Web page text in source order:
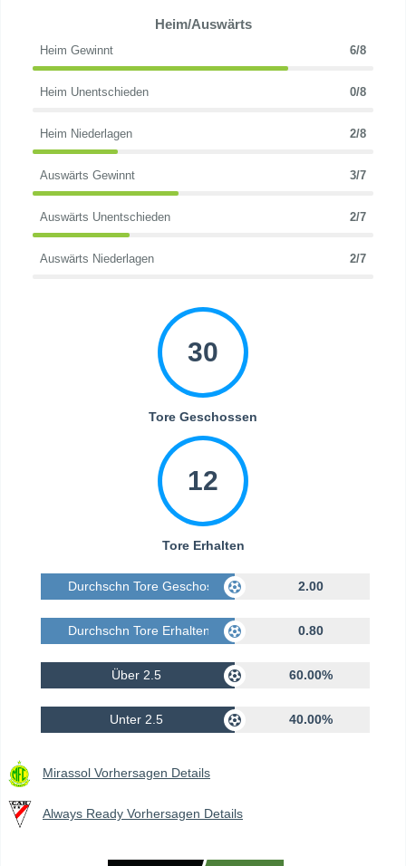
Heim/Auswärts
Heim Gewinnt 6/8
Heim Unentschieden 0/8
Heim Niederlagen 2/8
Auswärts Gewinnt 3/7
Auswärts Unentschieden 2/7
Auswärts Niederlagen 2/7
30
Tore Geschossen
12
Tore Erhalten
Durchschn Tore Geschossen 2.00
Durchschn Tore Erhalten 0.80
Über 2.5 60.00%
Unter 2.5 40.00%
Mirassol Vorhersagen Details
Always Ready Vorhersagen Details